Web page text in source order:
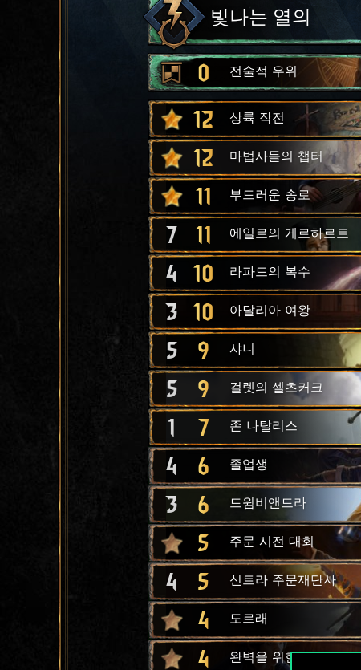
빛나는 열의
0 전술적 우위
12 상륙 작전
12 마법사들의 챕터
11 부드러운 송로
7 11 에일르의 게르하르트
4 10 라파드의 복수
3 10 아달리아 여왕
5 9 샤니
5 9 걸렛의 셀츠커크
1 7 존 나탈리스
4 6 졸업생
3 6 드윔비앤드라
5 주문 시전 대회
4 5 신트라 주문재단사
4 도르래
4 완벽을 위한 훈련